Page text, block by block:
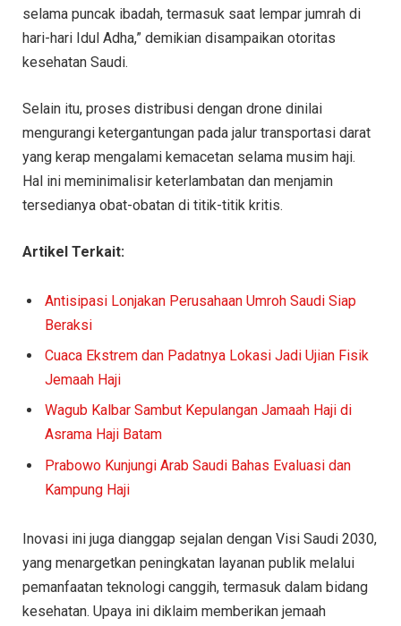
selama puncak ibadah, termasuk saat lempar jumrah di
hari-hari Idul Adha,” demikian disampaikan otoritas
kesehatan Saudi.
Selain itu, proses distribusi dengan drone dinilai
mengurangi ketergantungan pada jalur transportasi darat
yang kerap mengalami kemacetan selama musim haji.
Hal ini meminimalisir keterlambatan dan menjamin
tersedianya obat-obatan di titik-titik kritis.
Artikel Terkait:
Antisipasi Lonjakan Perusahaan Umroh Saudi Siap
Beraksi
Cuaca Ekstrem dan Padatnya Lokasi Jadi Ujian Fisik
Jemaah Haji
Wagub Kalbar Sambut Kepulangan Jamaah Haji di
Asrama Haji Batam
Prabowo Kunjungi Arab Saudi Bahas Evaluasi dan
Kampung Haji
Inovasi ini juga dianggap sejalan dengan Visi Saudi 2030,
yang menargetkan peningkatan layanan publik melalui
pemanfaatan teknologi canggih, termasuk dalam bidang
kesehatan. Upaya ini diklaim memberikan jemaah